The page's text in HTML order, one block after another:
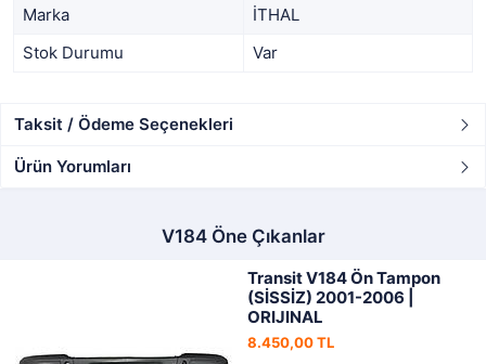
Marka
İTHAL
Stok Durumu
Var
Taksit / Ödeme Seçenekleri
Ürün Yorumları
V184 Öne Çıkanlar
Transit V184 Ön Tampon
(SİSSİZ) 2001-2006 |
ORIJINAL
8.450,00 TL